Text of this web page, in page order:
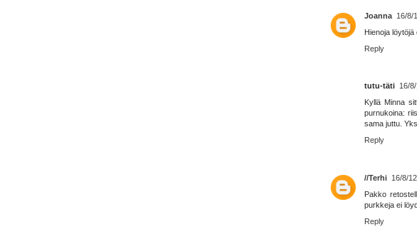
Joanna 16/8/
Hienoja
Reply
tutu-täti 16/
Kyllä Minna
purnukoina:
sama juttu.
Reply
//Terhi 16/8/12
Pakko
purkkeja ei
Reply